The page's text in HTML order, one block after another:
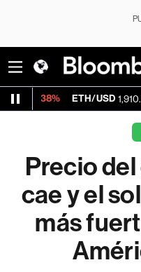
1,910.433 -0.28%
Precio
cae y el
más